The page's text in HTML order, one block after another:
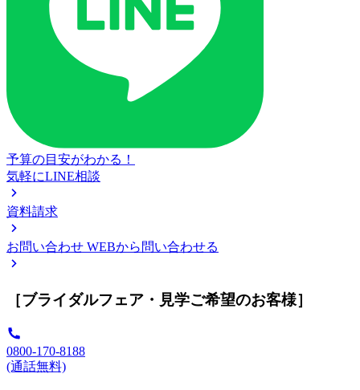
予算の目安がわかる！
気軽にLINE相談
資料請求
お問い合わせ WEBから問い合わせる
［ブライダルフェア・見学ご希望のお客様］
0800-170-8188
(通話無料)